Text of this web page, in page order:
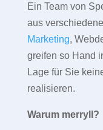
Ein Team von
aus
Marketing,
greifen so Hand
Lage für Sie
realisieren.
Warum merryll?